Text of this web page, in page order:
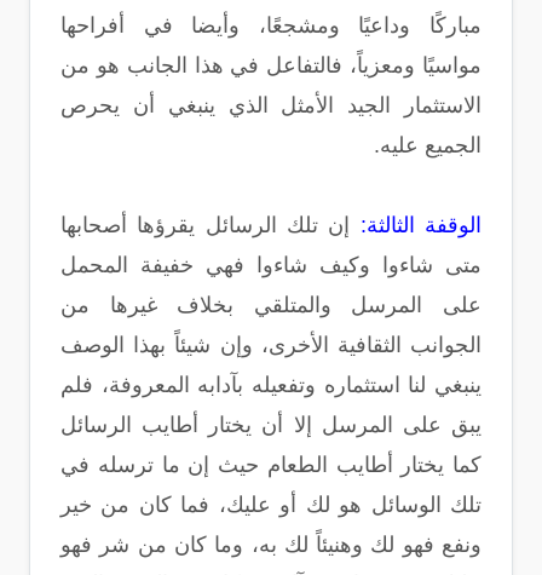
مباركًا وداعيًا ومشجعًا، وأيضا في أفراحها
مواسيًا ومعزياً، فالتفاعل في هذا الجانب هو من
الاستثمار الجيد الأمثل الذي ينبغي أن يحرص
الجميع عليه.
الوقفة الثالثة:
إن تلك الرسائل يقرؤها أصحابها
متى شاءوا وكيف شاءوا فهي خفيفة المحمل
على المرسل والمتلقي بخلاف غيرها من
الجوانب الثقافية الأخرى، وإن شيئاً بهذا الوصف
ينبغي لنا استثماره وتفعيله بآدابه المعروفة، فلم
يبق على المرسل إلا أن يختار أطايب الرسائل
كما يختار أطايب الطعام حيث إن ما ترسله في
تلك الوسائل هو لك أو عليك، فما كان من خير
ونفع فهو لك وهنيئاً لك به، وما كان من شر فهو